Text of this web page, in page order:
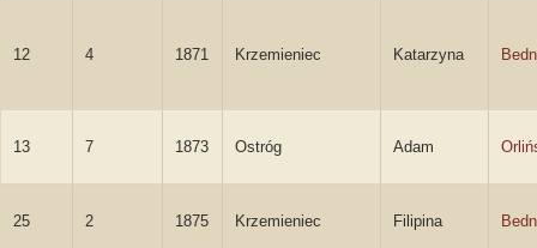
12 4 1871 Krzemieniec Katarzyna
13 7 1873 Ostróg Adam
25 2 1875 Krzemieniec Filipina